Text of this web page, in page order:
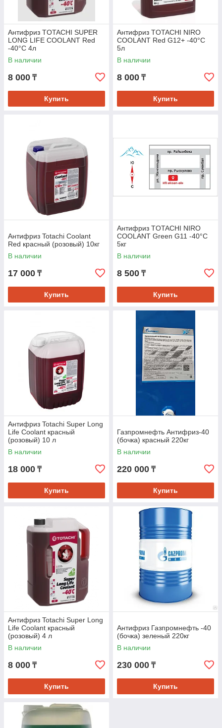
Антифриз TOTACHI SUPER
LONG LIFE COOLANT Red
-40°C 4л
В наличии
8 000 ₸
Купить
Антифриз TOTACHI NIRO
COOLANT Red G12+ -40°C
5л
В наличии
8 000 ₸
Купить
Антифриз Totachi Coolant
Red красный (розовый) 10кг
В наличии
17 000 ₸
Купить
Антифриз TOTACHI NIRO
COOLANT Green G11 -40°C
5кг
В наличии
8 500 ₸
Купить
Антифриз Totachi Super Long
Life Coolant красный
(розовый) 10 л
В наличии
18 000 ₸
Купить
Газпромнефть Антифриз-40
(бочка) красный 220кг
В наличии
220 000 ₸
Купить
Антифриз Totachi Super Long
Life Coolant красный
(розовый) 4 л
В наличии
8 000 ₸
Купить
Антифриз Газпромнефть -40
(бочка) зеленый 220кг
В наличии
230 000 ₸
Купить